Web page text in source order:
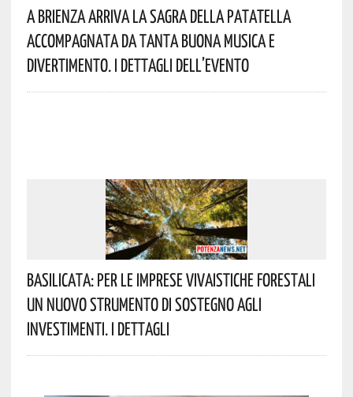
A Brienza Arriva La Sagra Della Patatella
Accompagnata Da Tanta Buona Musica E
Divertimento. I Dettagli Dell’evento
Basilicata: Per Le Imprese Vivaistiche Forestali
Un Nuovo Strumento Di Sostegno Agli
Investimenti. I Dettagli